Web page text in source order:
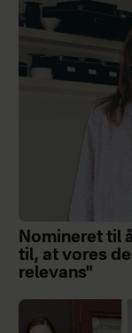
Nomineret til
til, at vores
relevans"